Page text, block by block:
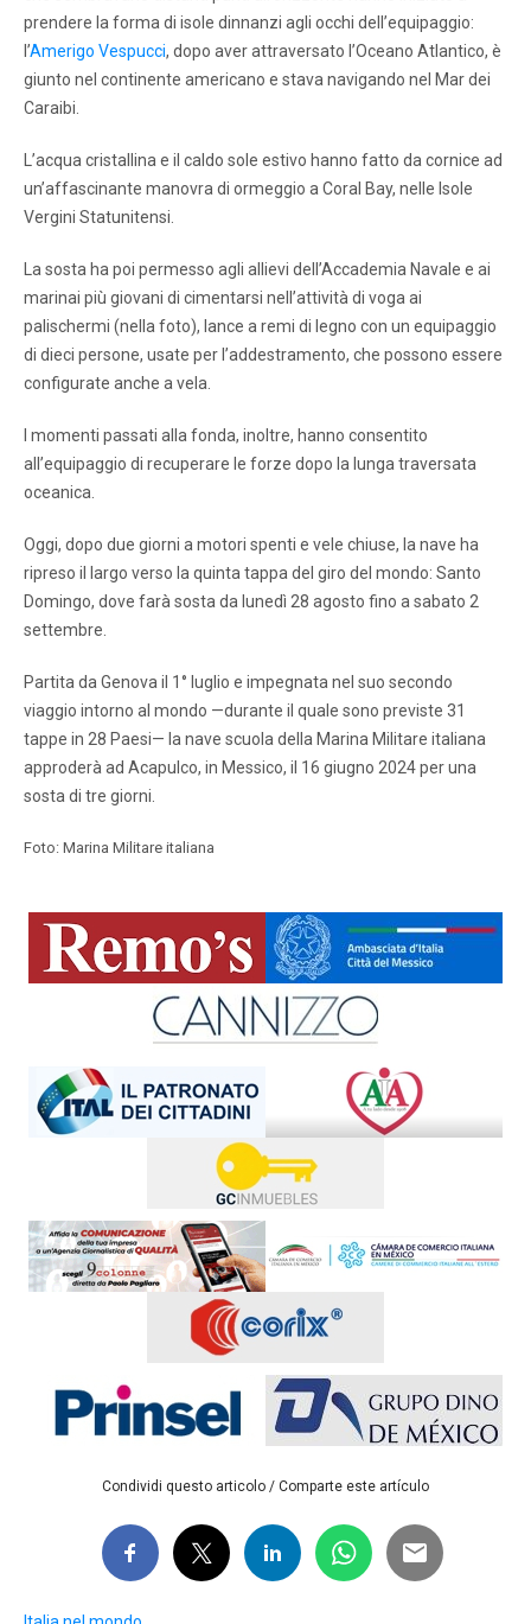
prendere la forma di isole dinnanzi agli occhi dell’equipaggio:
l’Amerigo Vespucci, dopo aver attraversato l’Oceano Atlantico, è
giunto nel continente americano e stava navigando nel Mar dei
Caraibi.
L’acqua cristallina e il caldo sole estivo hanno fatto da cornice ad
un’affascinante manovra di ormeggio a Coral Bay, nelle Isole
Vergini Statunitensi.
La sosta ha poi permesso agli allievi dell’Accademia Navale e ai
marinai più giovani di cimentarsi nell’attività di voga ai
palischermi (nella foto), lance a remi di legno con un equipaggio
di dieci persone, usate per l’addestramento, che possono essere
configurate anche a vela.
I momenti passati alla fonda, inoltre, hanno consentito
all’equipaggio di recuperare le forze dopo la lunga traversata
oceanica.
Oggi, dopo due giorni a motori spenti e vele chiuse, la nave ha
ripreso il largo verso la quinta tappa del giro del mondo: Santo
Domingo, dove farà sosta da lunedì 28 agosto fino a sabato 2
settembre.
Partita da Genova il 1° luglio e impegnata nel suo secondo
viaggio intorno al mondo —durante il quale sono previste 31
tappe in 28 Paesi— la nave scuola della Marina Militare italiana
approderà ad Acapulco, in Messico, il 16 giugno 2024 per una
sosta di tre giorni.
Foto: Marina Militare italiana
Condividi questo articolo / Comparte este artículo